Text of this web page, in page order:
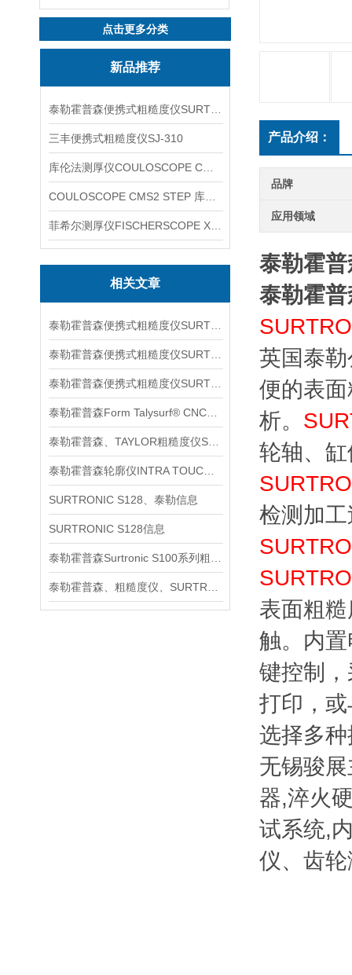
点击更多分类
新品推荐
三丰便携式粗糙度仪SJ-310
相关文章
SURTRONIC S128、泰勒信息
SURTRONIC S128信息
产品介绍：
品牌
应用领域
泰勒霍
泰勒霍
英国泰
便的表
析。
轮轴、
检测加
表面粗
触。内
键控制
打印，
选择多
无锡骏
器,淬火
试系统,
仪、齿